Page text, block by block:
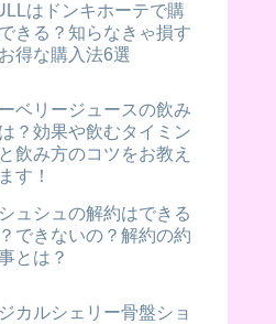
はドンキホーテで購
きる？知らなきゃ損す
得な購入法6選
ベリージュースの飲み
？効果や飲むタイミン
飲み方のコツをお教え
す！
ュシュの解約はできる
できないの？解約の約
とは？
カルシェリー骨盤ショ